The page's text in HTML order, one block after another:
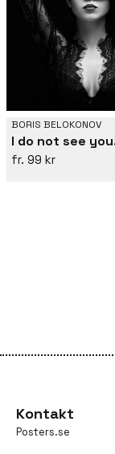
BORIS BELOKONOV
I do not see
99 kr
Kontakt
Posters.se